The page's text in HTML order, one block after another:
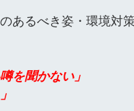
あるべき姿・環境対
を聞かない」